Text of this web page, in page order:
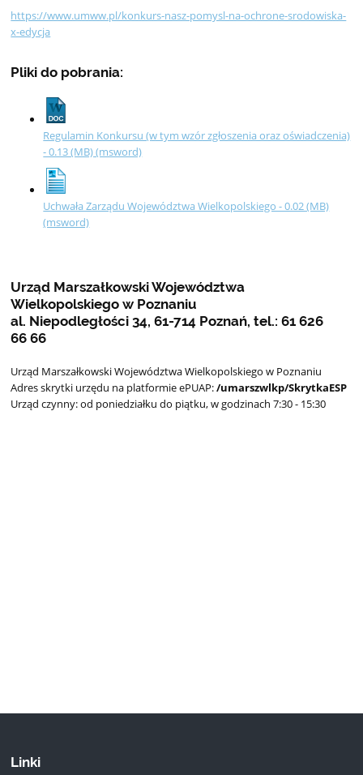
https://www.umww.pl/konkurs-nasz-pomysl-na-ochrone-srodowiska-
x-edycja
Pliki do pobrania:
Regulamin Konkursu (w tym wzór zgłoszenia oraz oświadczenia)
- 0.13 (MB) (msword)
Uchwała Zarządu Województwa Wielkopolskiego - 0.02 (MB)
(msword)
Urząd Marszałkowski Województwa
Wielkopolskiego w Poznaniu
al. Niepodległości 34, 61-714 Poznań, tel.: 61 626
66 66
Urząd Marszałkowski Województwa Wielkopolskiego w Poznaniu
Adres skrytki urzędu na platformie ePUAP:/umarszwlkp/SkrytkaESP
Urząd czynny: od poniedziałku do piątku, w godzinach 7:30 - 15:30
Linki